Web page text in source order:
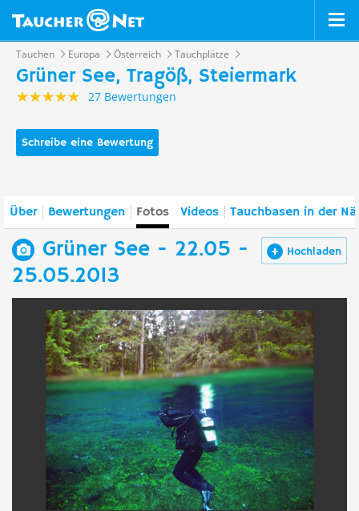
Tauchen Europa Österreich Tauchplätze
Grüner See, Tragöß, Steiermark
27 Bewertungen
Schreibe eine Bewertung
Über Bewertungen Fotos Videos Tauchbasen in der
Hochladen
Grüner See - 22.05 -
25.05.2013